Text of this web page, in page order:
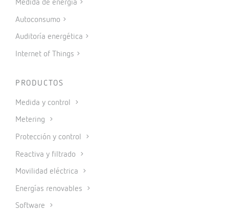
Medida de energía
Autoconsumo
Auditoría energética
Internet of Things
PRODUCTOS
Medida y control
Metering
Protección y control
Reactiva y filtrado
Movilidad eléctrica
Energías renovables
Software